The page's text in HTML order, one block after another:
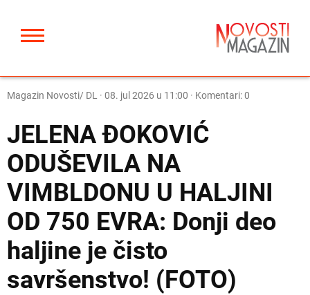
Magazin Novosti/ DL · 08. jul 2026 u 11:00 · Komentari: 0
JELENA ĐOKOVIĆ
ODUŠEVILA NA
VIMBLDONU U HALJINI
OD 750 EVRA: Donji deo
haljine je čisto
savršenstvo! (FOTO)